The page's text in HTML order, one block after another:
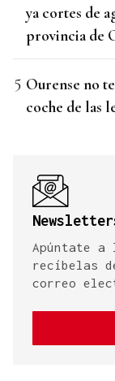
ya cortes de
provincia de
Ourense no
coche de las
Apúntate a
recíbelas
correo